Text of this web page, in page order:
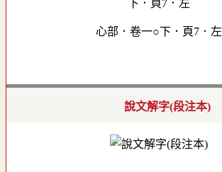
心部．卷一○下．頁7．左
說文解字(段注本)